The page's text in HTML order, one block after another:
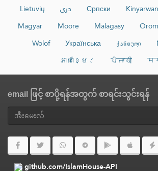
Lietuvių
دری Српски
Magyar
Moore Malagasy
Wolof
Українська ქართული
ភាសាខ្មែរ
ਪੰਜਾਬੀ
email ဖြင့် စာပို့ရန်အတွက် စာရင်းသွင်းရန်
github.com/IslamHouse-API